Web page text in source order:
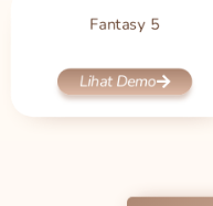
Fantasy 5
Lihat Demo